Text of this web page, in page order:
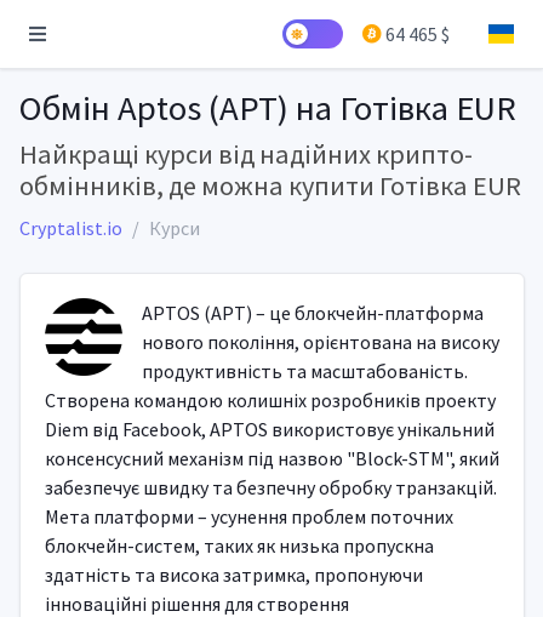
64 465 $
Обмін Aptos (APT) на Готівка EUR
Найкращі курси від надійних крипто-
обмінників, де можна купити Готівка EUR
Cryptalist.io Курси
APTOS (APT) – це блокчейн-платформа
нового покоління, орієнтована на високу
продуктивність та масштабованість.
Створена командою колишніх розробників проекту
Diem від Facebook, APTOS використовує унікальний
консенсусний механізм під назвою "Block-STM", який
забезпечує швидку та безпечну обробку транзакцій.
Мета платформи – усунення проблем поточних
блокчейн-систем, таких як низька пропускна
здатність та висока затримка, пропонуючи
інноваційні рішення для створення